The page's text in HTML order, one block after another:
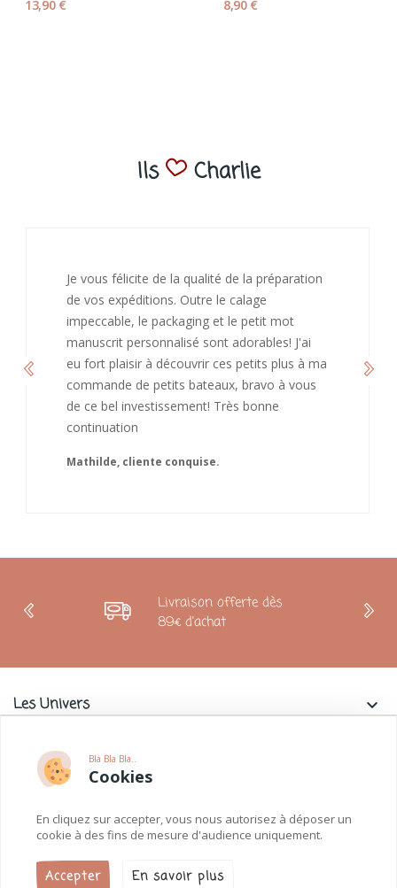
Bla Bla Bla..
Cookies
En cliquez sur accepter, vous nous autorisez à déposer un
cookie à des fins de mesure d'audience uniquement.
Accepter En savoir plus
13,90 €
8,90 €
Ils Charlie
J’ai adoré ouvrir ce paquet votre message est
bienveillant et fait plaisir. Je ne manquerai pas
de recommandé chez vous. Bonne
continuation et merci à vous.
Caroline
Livraison offerte dès
89€ d'achat
Les Univers
keyboard_arrow_down
Charlie & La Petite Souris
Informations
Paiements